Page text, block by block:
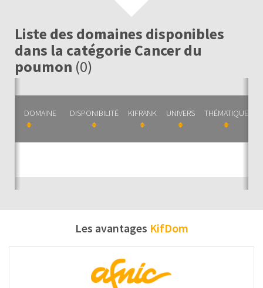
Liste des domaines disponibles
dans la catégorie Cancer du
poumon (0)
DOMAINE DISPONIBILITÉ KIFRANK UNIVERS THÉMATIQUE
Les avantages KifDom